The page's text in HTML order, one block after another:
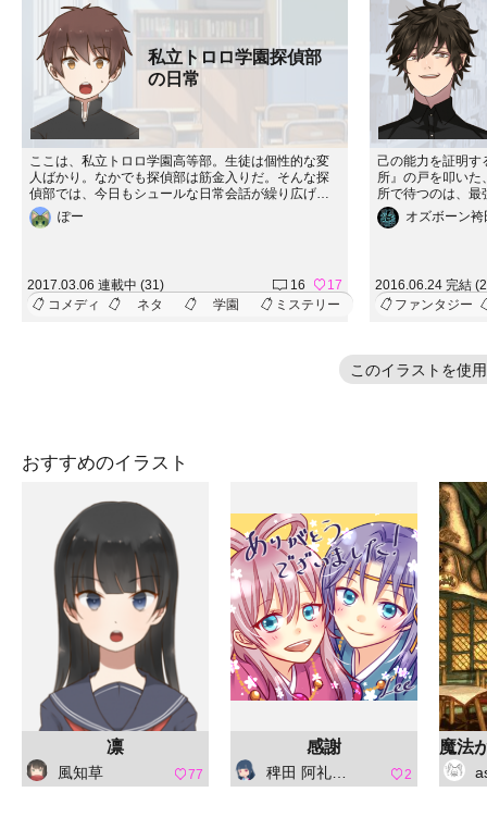
私立トロロ学園探偵部
の日常
ここは、私立トロロ学園高等部。生徒は個性的な変
人ばかり。なかでも探偵部は筋金入りだ。そんな探
偵部では、今日もシュールな日常会話が繰り広げら
れていた！※本編のスケールが限りなくインフレ気
味なので、日常エピソードも載せることにしまし
ぽー
2017.03.06 連載中 (31) 16
17
コメディ
ネタ 学園 ミステリー
己の能力を証明す
所』の戸を叩いた
所で待つのは、最
ト博士！！今、ふ
る！！画像提供：
オズボーン袴
2016.06.24 完結
ファンタジー
このイラストを使
おすすめのイラスト
凛
風知草 77
感謝
稗田 阿礼（ひえだ あれ） 2